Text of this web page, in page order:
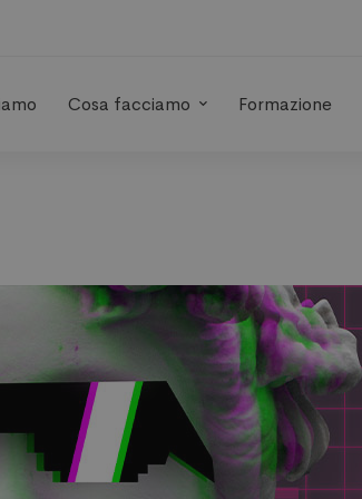
Cosa facciamo Formazione